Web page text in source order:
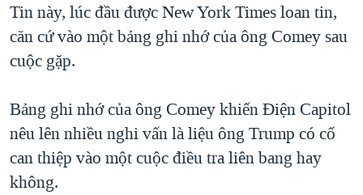
Tin này, lúc đầu được New York Times loan tin,
căn cứ vào một bảng ghi nhớ của ông Comey sau
cuộc gặp.
Bảng ghi nhớ của ông Comey khiến Điện Capitol
nêu lên nhiều nghi vấn là liệu ông Trump có cố
can thiệp vào một cuộc điều tra liên bang hay
không.